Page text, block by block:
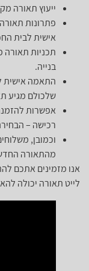
ייעוץ תאורה
פתרונות
אישית לבית
תכניות תאורה
בנייה.
התאמה אישית
שלכולם מגיע
אפשרות
רכישה –
וכמובן,
מהתאורה
אנו מזמינים אתכם
לייט תאורה יכולה